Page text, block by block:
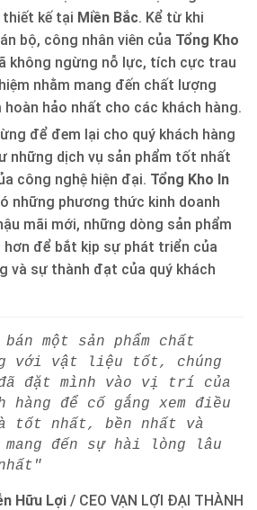
kế tại Miền Bắc. Kể từ khi
bộ, công nhân viên của Tổng Kho
không ngừng nỗ lực, tích cực trau
nhằm mang đến chất lượng
hoàn hảo nhất cho các khách hàng.
để đem lại cho quý khách hàng
những dịch vụ sản phẩm tốt nhất
công nghệ hiện đại. Tổng Kho In
những phương thức kinh doanh
mãi mới, những dòng sản phẩm
để bắt kịp sự phát triển của
và sự thành đạt của quý khách
một sản phẩm chất
với vật liệu tốt, chúng
đặt mình vào vị trí của
hàng để cố gắng xem điều
tốt nhất, bền nhất và
mang đến sự hài lòng lâu
Hữu Lợi / CEO VẠN LỢI ĐẠI THÀNH